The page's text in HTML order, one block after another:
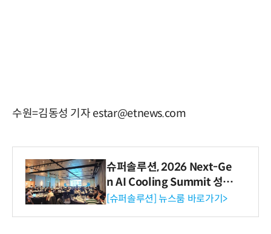
수원=김동성 기자 estar@etnews.com
슈퍼솔루션, 2026 Next-Ge
n AI Cooling Summit 성황
리 성료
[슈퍼솔루션] 뉴스룸 바로가기>